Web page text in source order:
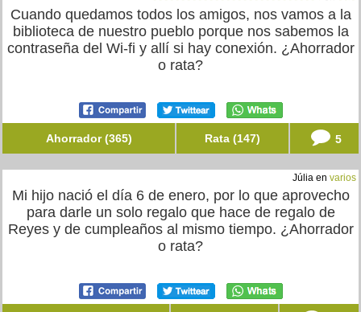
Cuando quedamos todos los amigos, nos vamos a la
biblioteca de nuestro pueblo porque nos sabemos la
contraseña del Wi-fi y allí si hay conexión. ¿Ahorrador
o rata?
Ahorrador (365) Rata (147) 5
Júlia en varios
Mi hijo nació el día 6 de enero, por lo que aprovecho
para darle un solo regalo que hace de regalo de
Reyes y de cumpleaños al mismo tiempo. ¿Ahorrador
o rata?